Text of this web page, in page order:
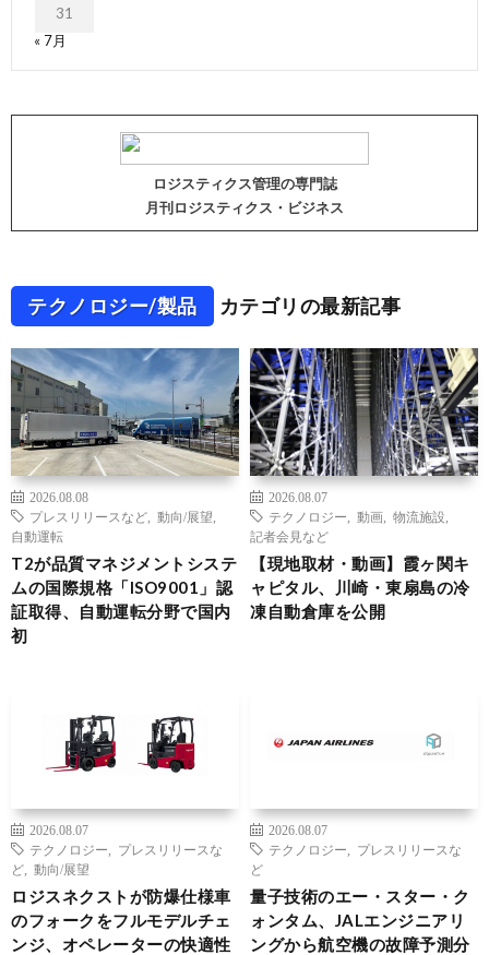
31
« 7月
ロジスティクス管理の専門誌
月刊ロジスティクス・ビジネス
テクノロジー/製品 カテゴリの最新記事
2026.08.08
プレスリリースなど
動向/展望
自動運転
T2が品質マネジメントシステ
ムの国際規格「ISO9001」認
証取得、自動運転分野で国内
初
2026.08.07
テクノロジー
動画 物流施設
記者会見など
【現地取材・動画】霞ヶ関キ
ャピタル、川崎・東扇島の冷
凍自動倉庫を公開
2026.08.07
テクノロジー
プレスリリースな
ど
動向/展望
ロジスネクストが防爆仕様車
のフォークをフルモデルチェ
ンジ、オペレーターの快適性
2026.08.07
テクノロジー
プレスリリースな
ど
量子技術のエー・スター・ク
ォンタム、JALエンジニアリ
ングから航空機の故障予測分